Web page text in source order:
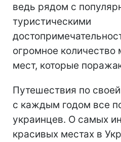
ведь рядом с
туристическими
огромное количество
мест, которые
Путешествия по
с каждым годом все
украинцев. О самых
красивых местах в